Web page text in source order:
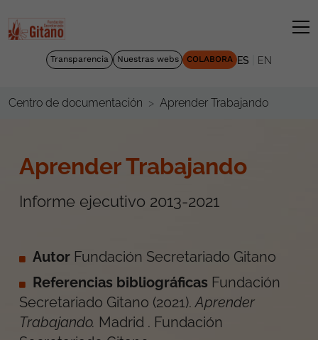
Transparencia Nuestras webs COLABORA ES EN
Centro de documentación Aprender Trabajando
Aprender Trabajando
Informe ejecutivo 2013-2021
Autor Fundación Secretariado Gitano
Referencias bibliográficas Fundación
Secretariado Gitano (2021).Aprender
Trabajando. Madrid . Fundación